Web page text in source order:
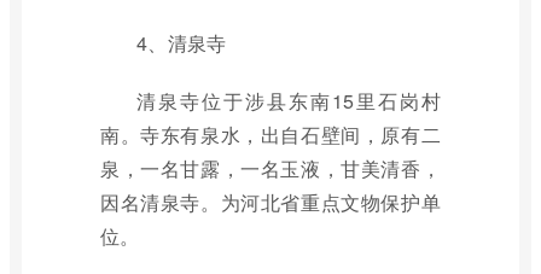
4、清泉寺
清泉寺位于涉县东南15里石岗村
南。寺东有泉水，出自石壁间，原有二
泉，一名甘露，一名玉液，甘美清香，
因名清泉寺。为河北省重点文物保护单
位。